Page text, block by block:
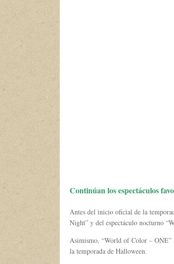
Continúan los espectáculos
Antes del inicio oficial de la
Night” y del espectáculo nocturno
Asimismo, “World of Color – ONE”
la temporada de Halloween.